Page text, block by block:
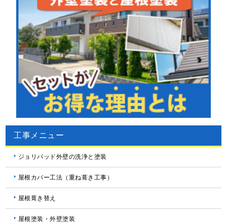
工事メニュー
ジョリパッド外壁の洗浄と塗装
屋根カバー工法（重ね葺き工事）
屋根葺き替え
屋根塗装・外壁塗装